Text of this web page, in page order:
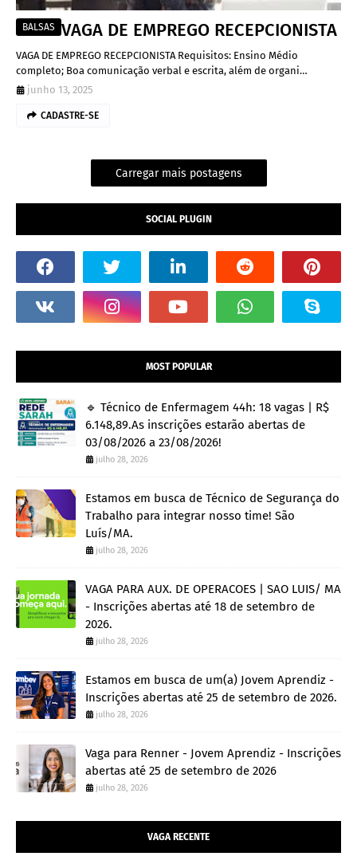
BALSAS VAGA DE EMPREGO RECEPCIONISTA
VAGA DE EMPREGO RECEPCIONISTA Requisitos: Ensino Médio
completo; Boa comunicação verbal e escrita, além de organi…
junho 13, 2025
CADASTRE-SE
Carregar mais postagens
SOCIAL PLUGIN
MOST POPULAR
🔹 Técnico de Enfermagem 44h: 18 vagas | R$
6.148,89.As inscrições estarão abertas de
03/08/2026 a 23/08/2026!
julho 28, 2026
Estamos em busca de Técnico de Segurança do
Trabalho para integrar nosso time! São
Luís/MA.
julho 28, 2026
VAGA PARA AUX. DE OPERACOES | SAO LUIS/ MA
- Inscrições abertas até 18 de setembro de
2026.
julho 28, 2026
Estamos em busca de um(a) Jovem Aprendiz -
Inscrições abertas até 25 de setembro de 2026.
julho 28, 2026
Vaga para Renner - Jovem Aprendiz - Inscrições
abertas até 25 de setembro de 2026
julho 28, 2026
VAGA RECENTE